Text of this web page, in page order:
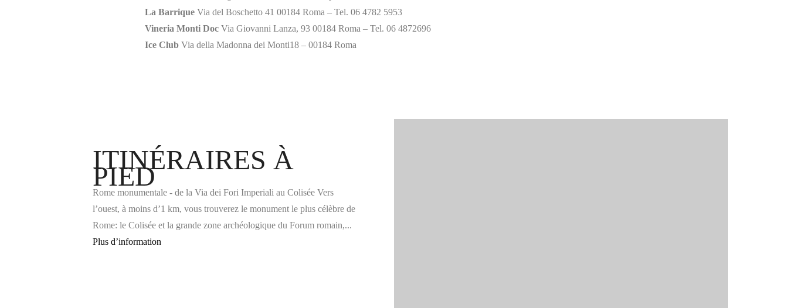
La Barrique Via del Boschetto 41 00184 Roma – Tel. 06 4782 5953‎
Vineria Monti Doc Via Giovanni Lanza, 93 00184 Roma – Tel. 06 4872696
Ice Club Via della Madonna dei Monti18 – 00184 Roma
ITINÉRAIRES À
PIED
Rome monumentale - de la Via dei Fori Imperiali au Colisée Vers
l’ouest, à moins d’1 km, vous trouverez le monument le plus célèbre de
Rome: le Colisée et la grande zone archéologique du Forum romain,...
Plus d’information